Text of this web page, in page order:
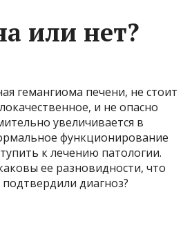
или нет?
гемангиома печени, не стоит
и не опасно
увеличивается в
функционирование
к лечению патологии.
ее разновидности, что
диагноз?